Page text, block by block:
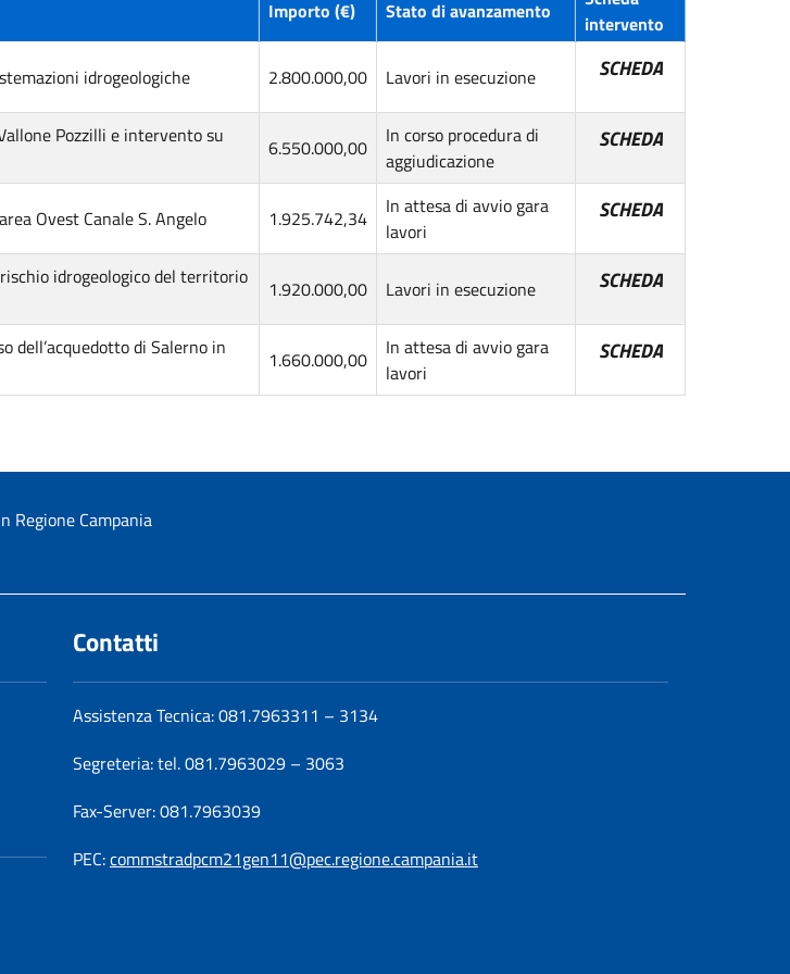
Importo (€) Stato di avanzamento
intervento
idrogeologiche 2.800.000,00 Lavori in esecuzione SCHEDA
Pozzilli e intervento su
6.550.000,00
In corso procedura di
aggiudicazione
SCHEDA
Ovest Canale S. Angelo 1.925.742,34
In attesa di avvio gara
lavori
SCHEDA
idrogeologico del territorio
1.920.000,00 Lavori in esecuzione SCHEDA
dell’acquedotto di Salerno in
1.660.000,00
In attesa di avvio gara
lavori
SCHEDA
Regione Campania
Contatti
Assistenza Tecnica: 081.7963311 – 3134
Segreteria: tel. 081.7963029 – 3063
Fax-Server: 081.7963039
PEC:commstradpcm21gen11@pec.regione.campania.it